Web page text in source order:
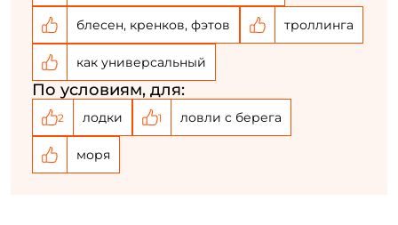
блесен, кренков, фэтов троллинга
как универсальный
По условиям, для:
2 лодки 1 ловли с берега
моря